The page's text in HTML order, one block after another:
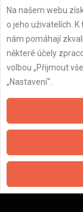
Na našem webu
o jeho uživatelích.
nám pomáhají
některé účely
volbou „Přijmout
„Nastavení“.